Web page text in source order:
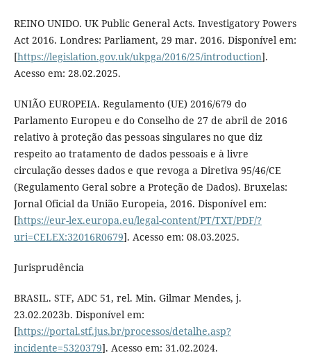
REINO UNIDO. UK Public General Acts. Investigatory Powers
Act 2016. Londres: Parliament, 29 mar. 2016. Disponível em:
[https://legislation.gov.uk/ukpga/2016/25/introduction].
Acesso em: 28.02.2025.
UNIÃO EUROPEIA. Regulamento (UE) 2016/679 do
Parlamento Europeu e do Conselho de 27 de abril de 2016
relativo à proteção das pessoas singulares no que diz
respeito ao tratamento de dados pessoais e à livre
circulação desses dados e que revoga a Diretiva 95/46/CE
(Regulamento Geral sobre a Proteção de Dados). Bruxelas:
Jornal Oficial da União Europeia, 2016. Disponível em:
[https://eur-lex.europa.eu/legal-content/PT/TXT/PDF/?
uri=CELEX:32016R0679]. Acesso em: 08.03.2025.
Jurisprudência
BRASIL. STF, ADC 51, rel. Min. Gilmar Mendes, j.
23.02.2023b. Disponível em:
[https://portal.stf.jus.br/processos/detalhe.asp?
incidente=5320379]. Acesso em: 31.02.2024.